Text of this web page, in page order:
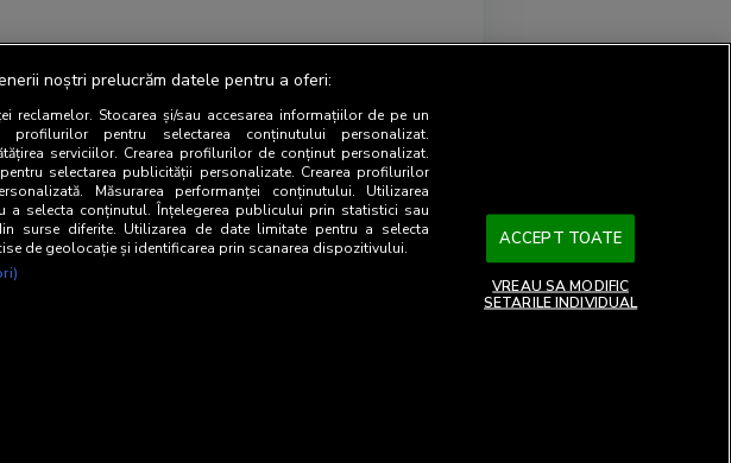
dupa prima accesare a contului. Noua parola trebuie
editorului.
avand obligatia completarii cifrelor corespunzatoare
este responsabilitatea editorului.
respecta aceleasi reguli prevazute de Regulamentul
noștri prelucrăm datele pentru a oferi:
reclamelor. Stocarea și/sau accesarea informațiilor de pe un
profilurilor pentru selectarea conținutului personalizat.
serviciilor. Crearea profilurilor de conținut personalizat.
selectarea publicității personalizate. Crearea profilurilor
Măsurarea performanței conținutului. Utilizarea
a selecta conținutul. Înțelegerea publicului prin statistici sau
surse diferite. Utilizarea de date limitate pentru a selecta
de geolocație și identificarea prin scanarea dispozitivului.
ACCEPT TOATE
VREAU SA MODIFIC
SETARILE INDIVIDUAL